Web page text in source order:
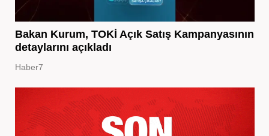
Bakan Kurum, TOKİ Açık Satış Kampanyasının
detaylarını açıkladı
Haber7